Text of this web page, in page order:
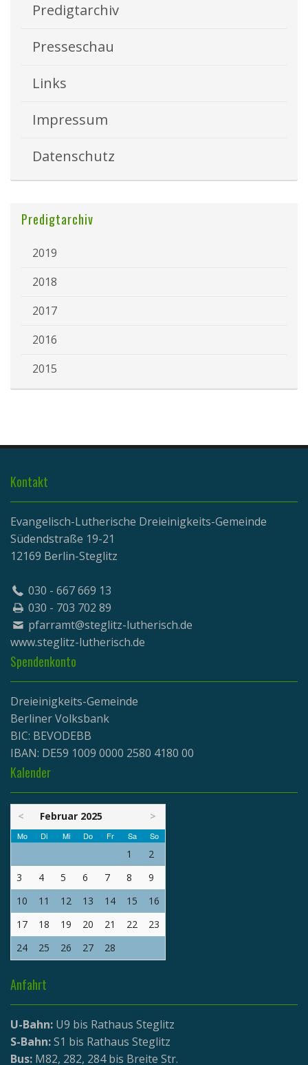
Predigtarchiv
Presseschau
Links
Impressum
Datenschutz
Predigtarchiv
2019
2018
2017
2016
2015
Kontakt
Evangelisch-Lutherische Dreieinigkeits-Gemeinde
Südendstraße 19-21
12169 Berlin-Steglitz
030 - 667 669 13
030 - 703 702 89
pfarramt@steglitz-lutherisch.de
www.steglitz-lutherisch.de
Spendenkonto
Dreieinigkeits-Gemeinde
Berliner Volksbank
BIC: BEVODEBB
IBAN: DE59 1009 0000 2580 4180 00
Kalender
< Februar 2025 >
Mo Di Mi Do Fr Sa So
1
2
3
4 5 6 7 8
9
10
11 12 13 14 15
16
17
18 19 20 21 22
23
24
25 26 27 28
Anfahrt
U-Bahn: U9 bis Rathaus Steglitz
S-Bahn:S1 bis Rathaus Steglitz
Bus: M82, 282, 284 bis Breite Str.